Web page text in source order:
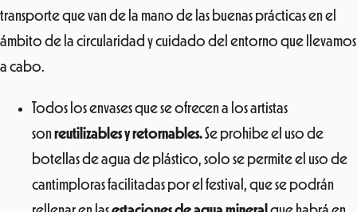
transporte que van de la mano de las buenas prácticas en el
ámbito de la circularidad y cuidado del entorno que llevamos
a cabo.
Todos los envases que se ofrecen a los artistas
sonreutilizables y retornables.Se prohibe el uso de
botellas de agua de plástico, solo se permite el uso de
cantimploras facilitadas por el festival, que se podrán